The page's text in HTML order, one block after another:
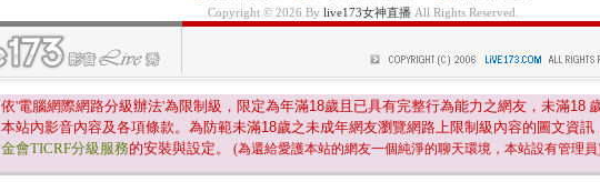
Copyright © 2026 By live173女神直播 All Rights Reserved.
依'電腦網際網路分級辦法'為限制級，限定為年滿18歲且已具有完整行為能力之網友，未滿18
本站內影音內容及各項條款。為防範未滿18歲之未成年網友瀏覽網路上限制級內容的圖文資訊
金會TICRF分級服務的安裝與設定。 (為還給愛護本站的網友一個純淨的聊天環境，本站設有管理員